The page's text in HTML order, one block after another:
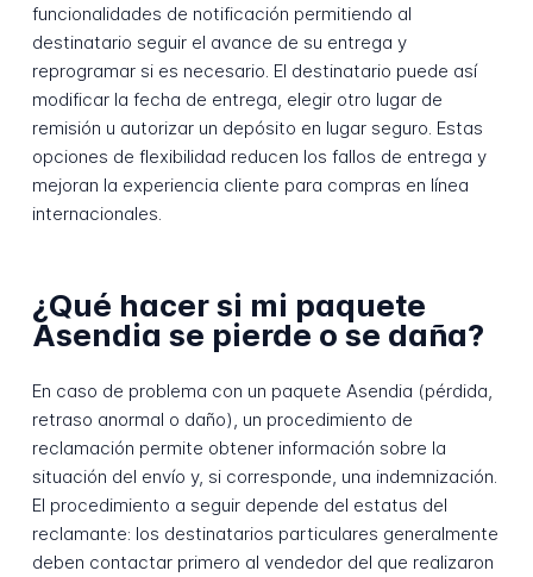
funcionalidades de notificación permitiendo al
destinatario seguir el avance de su entrega y
reprogramar si es necesario. El destinatario puede así
modificar la fecha de entrega, elegir otro lugar de
remisión u autorizar un depósito en lugar seguro. Estas
opciones de flexibilidad reducen los fallos de entrega y
mejoran la experiencia cliente para compras en línea
internacionales.
¿Qué hacer si mi paquete
Asendia se pierde o se daña?
En caso de problema con un paquete Asendia (pérdida,
retraso anormal o daño), un procedimiento de
reclamación permite obtener información sobre la
situación del envío y, si corresponde, una indemnización.
El procedimiento a seguir depende del estatus del
reclamante: los destinatarios particulares generalmente
deben contactar primero al vendedor del que realizaron